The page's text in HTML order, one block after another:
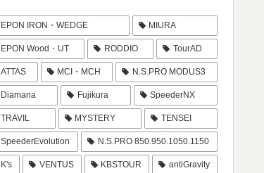
EPON IRON・WEDGE MIURA
EPON Wood・UT RODDIO TourAD
ATTAS MCI・MCH N.S.PRO MODUS3
Diamana Fujikura SpeederNX
TRAVIL MYSTERY TENSEI
SpeederEvolution N.S.PRO 850.950.1050.1150
K's VENTUS KBSTOUR antiGravity